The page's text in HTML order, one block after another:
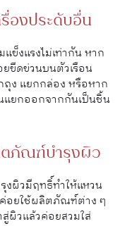
องประดับอื่น
ข็งแรงไม่เท่ากัน หาก
ยขีดข่วนบนตัวเรือน
ถุง แยกกล่อง หรือหาก
แยกออกจากกันเป็นชิ้น
ภัณฑ์บำรุงผิว
งผิวมีฤทธิ์ทำให้แหวน
อยใช้ผลิตภัณฑ์ต่าง ๆ
ผิวแล้วค่อยสวมใส่